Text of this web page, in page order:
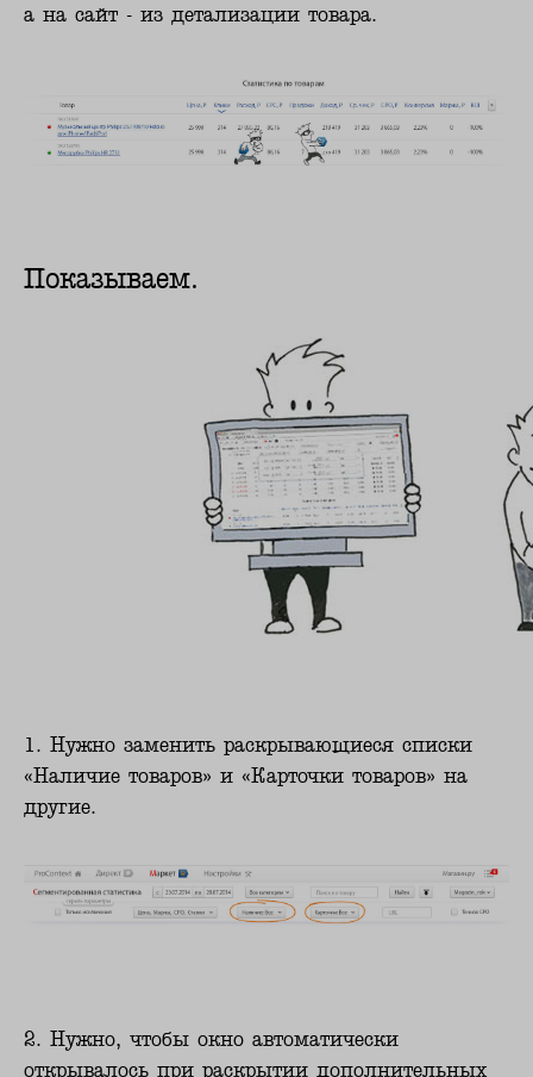
а на сайт - из детализации товара.
Показываем.
1. Нужно заменить раскрывающиеся списки
«Наличие товаров» и «Карточки товаров» на
другие.
2. Нужно, чтобы окно автоматически
открывалось при раскрытии дополнительных